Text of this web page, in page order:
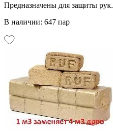
Предназначены для защиты рук.
В наличии: 647 пар